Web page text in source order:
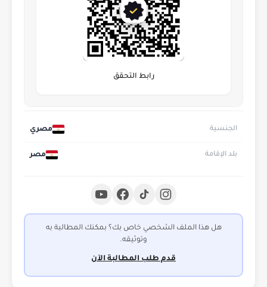
رابط التحقق
الجنسية مصري
بلد الإقامة مصر
هل هذا الملف الشخصي خاص بك؟ بمكنك المطالبة به
وتوثيقه.
قدم طلب المطالبة الآن